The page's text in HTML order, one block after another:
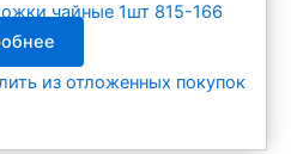
чайные 1шт 815-166
из отложенных покупок